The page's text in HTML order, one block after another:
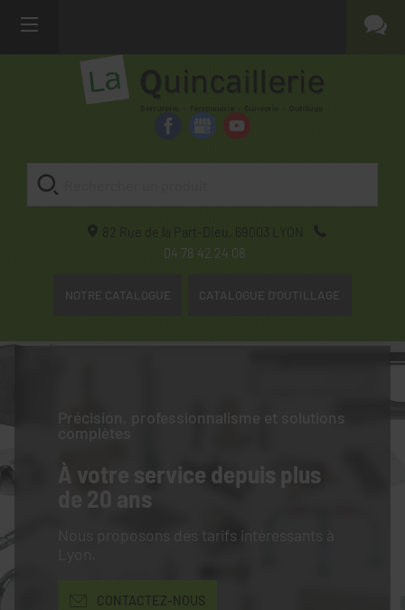
82 Rue de la Part-Dieu, 69003
LYON
04 78 42 24 08
NOTRE CATALOGUE CATALOGUE D'OUTILLAGE
Précision, professionnalisme et solutions
complètes
À votre service depuis plus
de 20 ans
Nous proposons des tarifs intéressants à
CONTACTEZ-NOUS